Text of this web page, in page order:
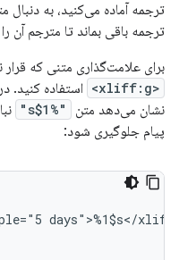
ترجمه آماده می‌کنید، به
ترجمه باقی بماند تا مترجم آن
برای علامت‌گذاری متنی که
<xliff:g>
استفاده کنید.
نشان می‌دهد متن
"%1$s"
پیام جلوگیری شود:
days">%1$s</